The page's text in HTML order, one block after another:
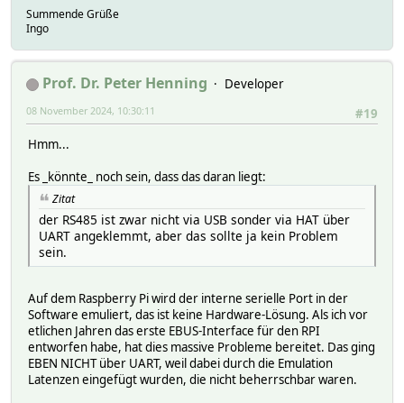
Summende Grüße
Ingo
Prof. Dr. Peter Henning
Developer
#19
08 November 2024, 10:30:11
Hmm...
Es _könnte_ noch sein, dass das daran liegt:
Zitat
der RS485 ist zwar nicht via USB sonder via HAT über
UART angeklemmt, aber das sollte ja kein Problem
sein.
Auf dem Raspberry Pi wird der interne serielle Port in der
Software emuliert, das ist keine Hardware-Lösung. Als ich vor
etlichen Jahren das erste EBUS-Interface für den RPI
entworfen habe, hat dies massive Probleme bereitet. Das ging
EBEN NICHT über UART, weil dabei durch die Emulation
Latenzen eingefügt wurden, die nicht beherrschbar waren.